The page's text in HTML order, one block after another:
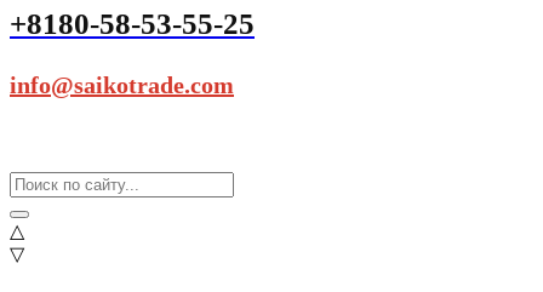
+8180-58-53-55-25
info@saikotrade.com
△
▽